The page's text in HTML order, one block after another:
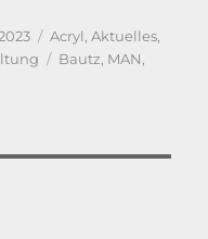
Kategorien
Acryl,Aktuelles,
Schlagwörter
Bautz, MAN,